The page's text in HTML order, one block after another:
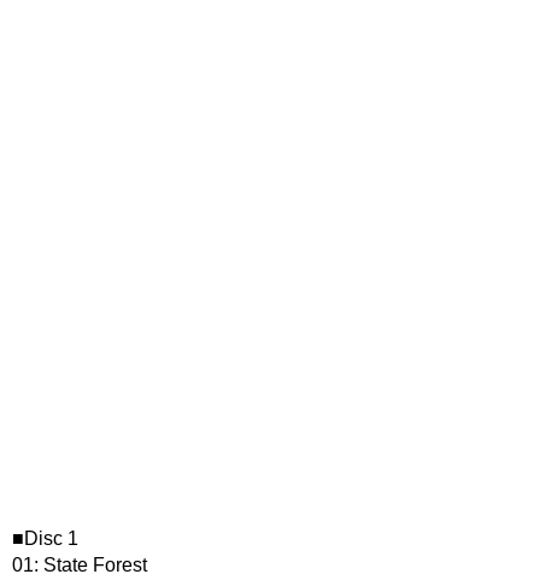
■Disc 1
01: State Forest